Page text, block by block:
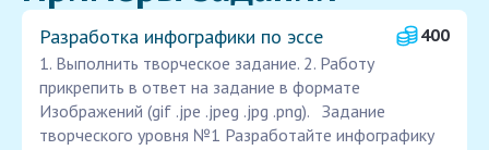
Разработка инфографики по эссе
400
1. Выполнить творческое задание. 2. Работу
прикрепить в ответ на задание в формате
Изображений (gif .jpe .jpeg .jpg .png). Задание
творческого уровня №1 Разработайте инфографику